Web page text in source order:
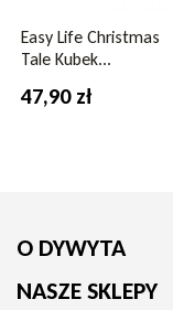
naczynia, ale
wyjątkową
Easy Life Christmas
Tale Kubek...
47,90 zł
O DYWYTA
NASZE SKLEPY